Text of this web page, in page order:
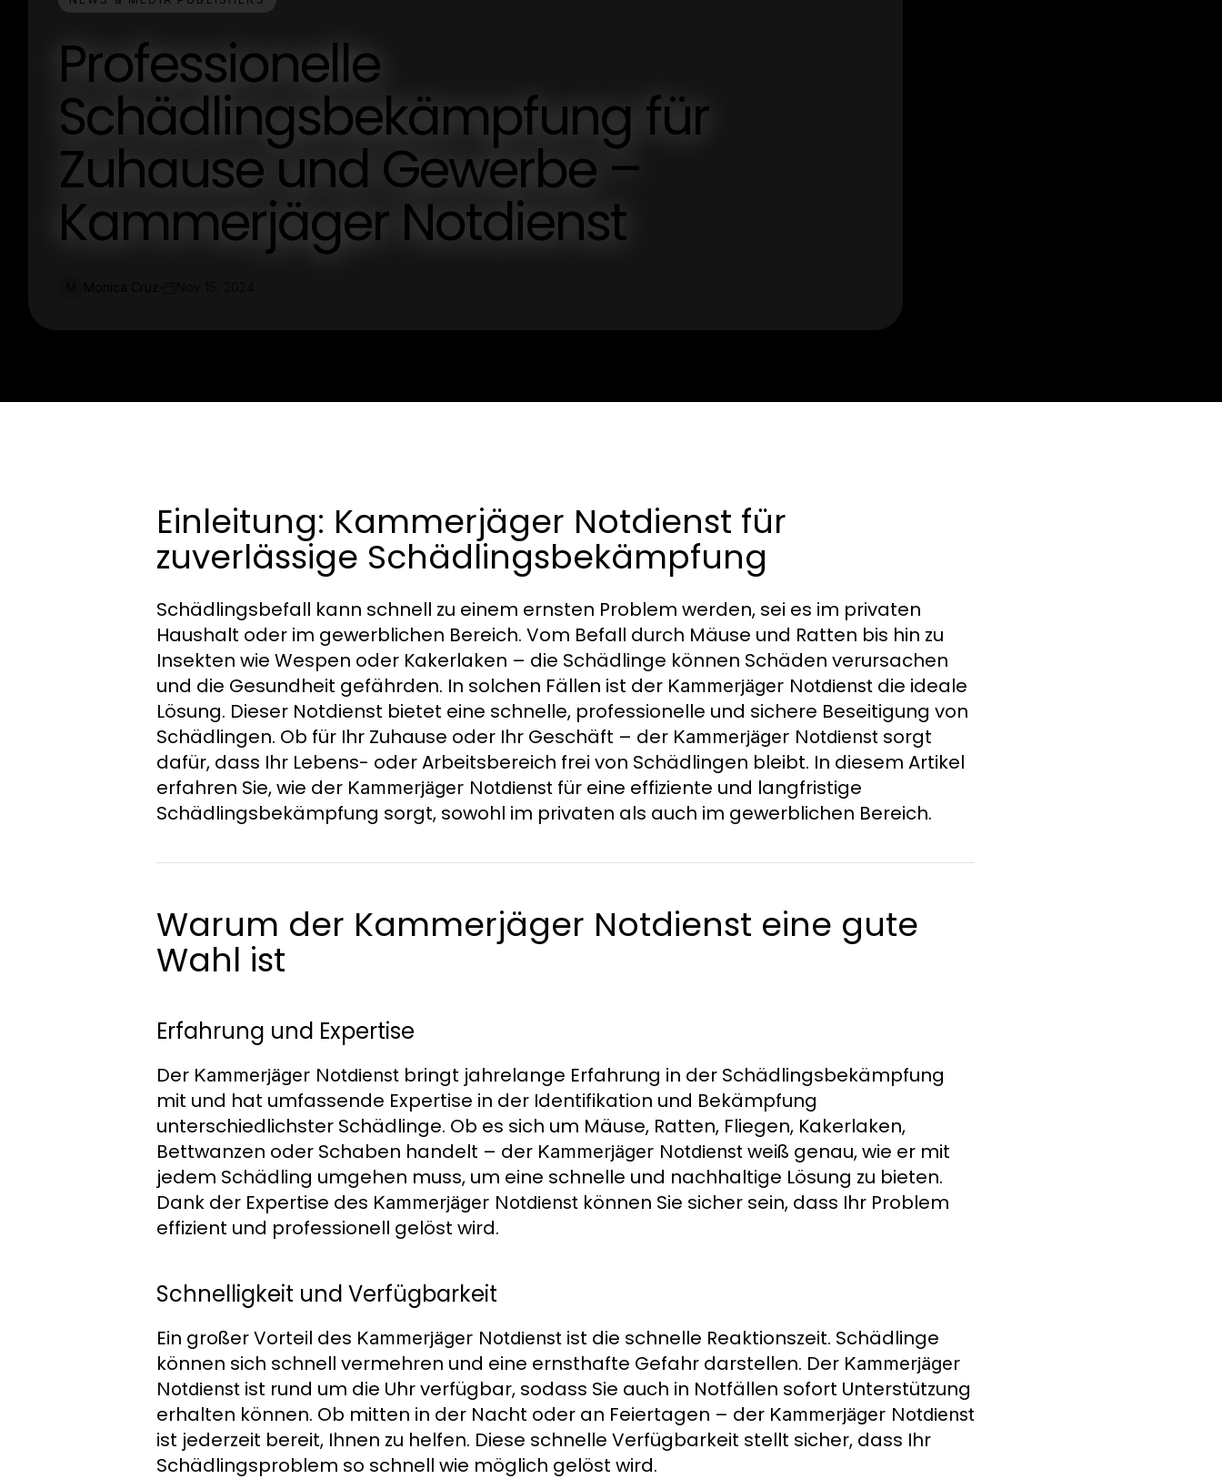
Professionelle
Schädlingsbekämpfung für
Zuhause und Gewerbe –
Kammerjäger Notdienst
Einleitung: Kammerjäger Notdienst für
zuverlässige Schädlingsbekämpfung
Schädlingsbefall kann schnell zu einem ernsten Problem werden, sei es im privaten
Haushalt oder im gewerblichen Bereich. Vom Befall durch Mäuse und Ratten bis hin zu
Insekten wie Wespen oder Kakerlaken – die Schädlinge können Schäden verursachen
und die Gesundheit gefährden. In solchen Fällen ist der Kammerjäger Notdienst die ideale
Lösung. Dieser Notdienst bietet eine schnelle, professionelle und sichere Beseitigung von
Schädlingen. Ob für Ihr Zuhause oder Ihr Geschäft – der Kammerjäger Notdienst sorgt
dafür, dass Ihr Lebens- oder Arbeitsbereich frei von Schädlingen bleibt. In diesem Artikel
erfahren Sie, wie der Kammerjäger Notdienst für eine effiziente und langfristige
Schädlingsbekämpfung sorgt, sowohl im privaten als auch im gewerblichen Bereich.
Warum der Kammerjäger Notdienst eine gute
Wahl ist
Erfahrung und Expertise
Der Kammerjäger Notdienst bringt jahrelange Erfahrung in der Schädlingsbekämpfung
mit und hat umfassende Expertise in der Identifikation und Bekämpfung
unterschiedlichster Schädlinge. Ob es sich um Mäuse, Ratten, Fliegen, Kakerlaken,
Bettwanzen oder Schaben handelt – der Kammerjäger Notdienst weiß genau, wie er mit
jedem Schädling umgehen muss, um eine schnelle und nachhaltige Lösung zu bieten.
Dank der Expertise des Kammerjäger Notdienst können Sie sicher sein, dass Ihr Problem
effizient und professionell gelöst wird.
Schnelligkeit und Verfügbarkeit
Ein großer Vorteil des Kammerjäger Notdienst ist die schnelle Reaktionszeit. Schädlinge
können sich schnell vermehren und eine ernsthafte Gefahr darstellen. Der Kammerjäger
Notdienst ist rund um die Uhr verfügbar, sodass Sie auch in Notfällen sofort Unterstützung
erhalten können. Ob mitten in der Nacht oder an Feiertagen – der Kammerjäger Notdienst
ist jederzeit bereit, Ihnen zu helfen. Diese schnelle Verfügbarkeit stellt sicher, dass Ihr
Schädlingsproblem so schnell wie möglich gelöst wird.